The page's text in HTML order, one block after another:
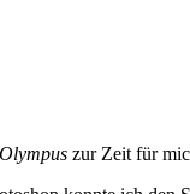
zur Zeit für